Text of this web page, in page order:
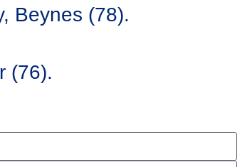
Beynes (78).
(76).